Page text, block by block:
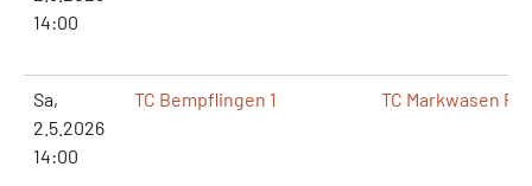
14:00
Sa,
2.5.2026
14:00
TC Bempflingen 1 TC Markwasen